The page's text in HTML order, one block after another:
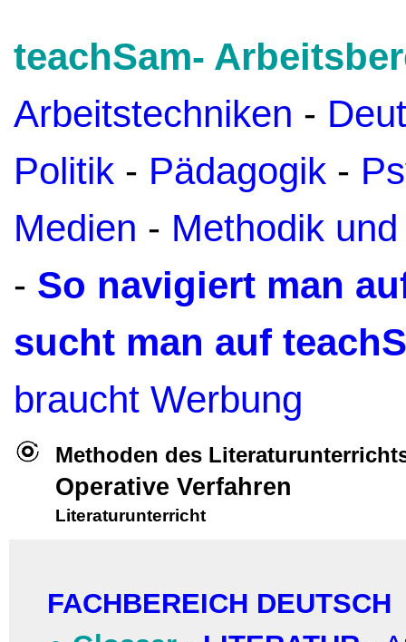
teachSam-
Arbeitstechniken -
Politik - Pädagogik -
Medien - Methodik
- So navigiert man
sucht man auf
braucht Werbung
Methoden des Literaturunterricht
Operative Verfahren
Literaturunterricht
FACHBEREICH DEUTSCH